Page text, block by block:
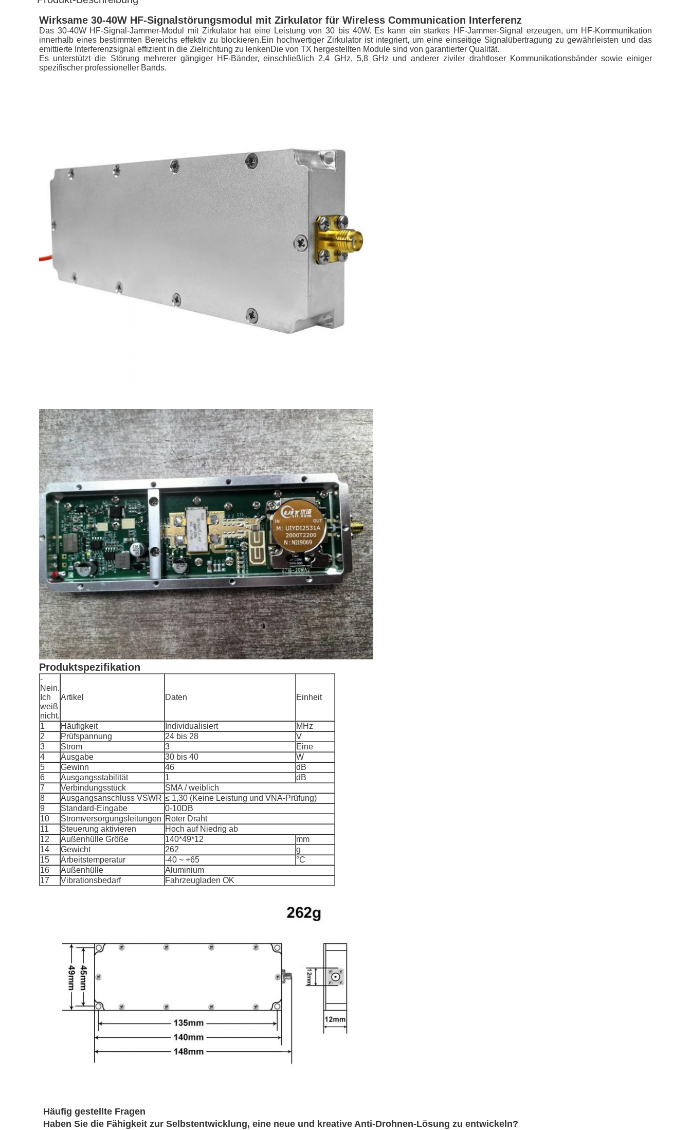
Wirksame 30-40W HF-Signalstörungsmodul mit Zirkulator für Wireless Communication Interferenz
Das 30-40W HF-Signal-Jammer-Modul mit Zirkulator hat eine Leistung von 30 bis 40W. Es kann ein starkes HF-Jammer-Signal erzeugen, um HF-Kommunikation
innerhalb eines bestimmten Bereichs effektiv zu blockieren.Ein hochwertiger Zirkulator ist integriert, um eine einseitige Signalübertragung zu gewährleisten und das
emittierte Interferenzsignal effizient in die Zielrichtung zu lenkenDie von TX hergestellten Module sind von garantierter Qualität.
Es unterstützt die Störung mehrerer gängiger HF-Bänder, einschließlich 2,4 GHz, 5,8 GHz und anderer ziviler drahtloser Kommunikationsbänder sowie einiger
spezifischer professioneller Bands.
Produktspezifikation
-
Nein.
Ich
weiß
nicht.
Artikel Daten Einheit
1 Häufigkeit Individualisiert
MHz
2
Prüfspannung 24 bis 28
V
3
Strom 3
Eine
4
Ausgabe 30 bis 40
W
5
Gewinn 46
dB
6
Ausgangsstabilität 1
dB
7
Verbindungsstück
SMA / weiblich
8
Ausgangsanschluss VSWR ≤ 1,30 (Keine Leistung und VNA-Prüfung)
9
Standard-Eingabe
0-10DB
10
Stromversorgungsleitungen Roter Draht
11
Steuerung aktivieren
Hoch auf Niedrig ab
12
Außenhülle Größe 140*49*12
mm
14
Gewicht 262
g
15
Arbeitstemperatur -40 ~ +65
°C
16
Außenhülle
Aluminium
17
Vibrationsbedarf Fahrzeugladen OK
Häufig gestellte Fragen
Haben Sie die Fähigkeit zur Selbstentwicklung, eine neue und kreative Anti-Drohnen-Lösung zu entwickeln?